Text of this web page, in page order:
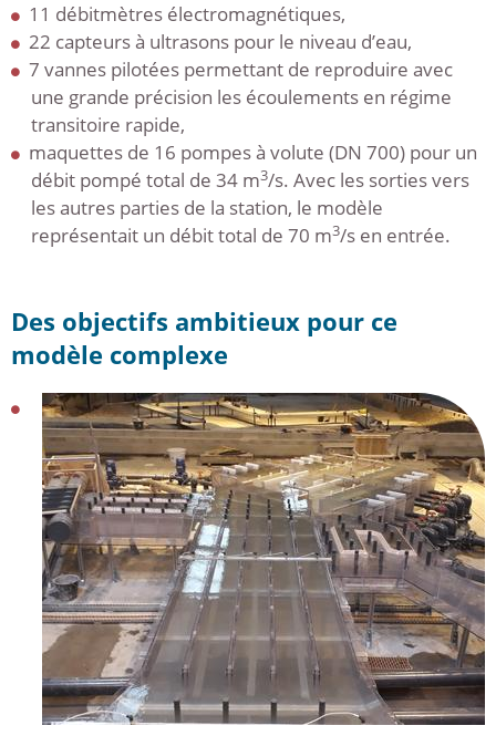
11 débitmètres électromagnétiques,
22 capteurs à ultrasons pour le niveau d’eau,
7 vannes pilotées permettant de reproduire avec
une grande précision les écoulements en régime
transitoire rapide,
maquettes de 16 pompes à volute (DN 700) pour un
débit pompé total de 34 m3/s. Avec les sorties vers
les autres parties de la station, le modèle
représentait un débit total de 70 m3/s en entrée.
Des objectifs ambitieux pour ce
modèle complexe